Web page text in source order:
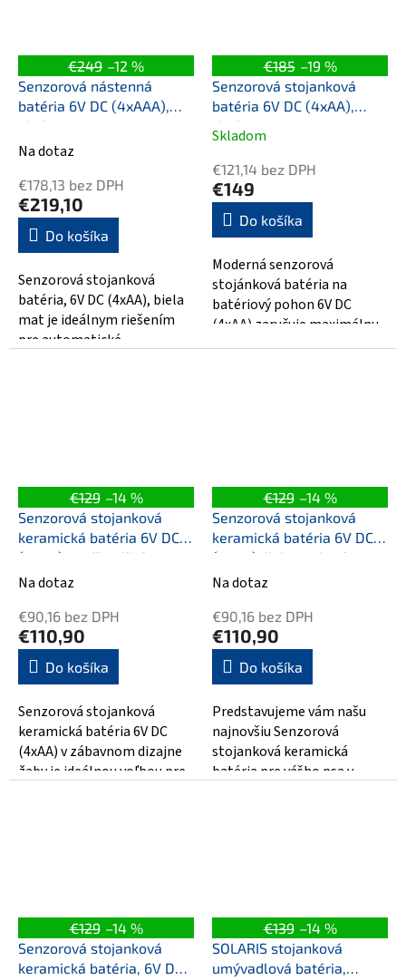
€249 –12 %
Senzorová nástenná
batéria 6V DC (4xAAA),
chróm
Na dotaz
€178,13 bez DPH
€219,10
Do košíka
Senzorová stojanková
batéria, 6V DC (4xAA), biela
mat je ideálnym riešením
pre automatické
€185 –19 %
Senzorová stojanková
batéria 6V DC (4xAA),
chróm
Priemerné
hodnotenie
produktu
je
5,0
z
5
hviezdičiek.
Skladom
€121,14 bez DPH
€149
Do košíka
Moderná senzorová
stojánková batéria na
batériový pohon 6V DC
(4xAA) zaručuje maximálnu
hygienu a šetrenie vody.
€129 –14 %
Senzorová stojanková
keramická batéria 6V DC
(4xAA), mačka, žltá
Na dotaz
€90,16 bez DPH
€110,90
Do košíka
Senzorová stojanková
keramická batéria 6V DC
(4xAA) v zábavnom dizajne
žaby je ideálnou voľbou pre
€129 –14 %
Senzorová stojanková
keramická batéria 6V DC
(4xAA), žaba, zelená
Na dotaz
€90,16 bez DPH
€110,90
Do košíka
Predstavujeme vám našu
najnovšiu Senzorová
stojanková keramická
batéria pre vášho psa v
€129 –14 %
Senzorová stojanková
keramická batéria, 6V DC
€139 –14 %
SOLARIS stojanková
umývadlová batéria,